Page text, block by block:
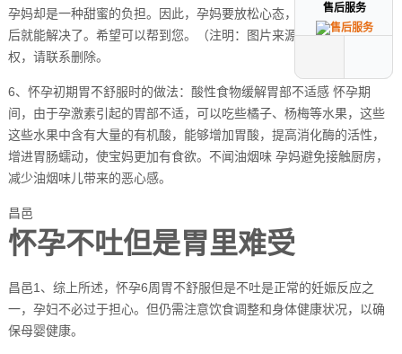
孕妈却是一种甜蜜的负担。因此，孕妈要放松心态，一切等宝宝出生
后就能解决了。希望可以帮到您。（注明：图片来源于网络，如有侵
权，请联系删除。
6、怀孕初期胃不舒服时的做法：酸性食物缓解胃部不适感 怀孕期
间，由于孕激素引起的胃部不适，可以吃些橘子、杨梅等水果，这些
这些水果中含有大量的有机酸，能够增加胃酸，提高消化酶的活性，
增进胃肠蠕动，使宝妈更加有食欲。不闻油烟味 孕妈避免接触厨房，
减少油烟味儿带来的恶心感。
昌邑
怀孕不吐但是胃里难受
昌邑1、综上所述，怀孕6周胃不舒服但是不吐是正常的妊娠反应之
一，孕妇不必过于担心。但仍需注意饮食调整和身体健康状况，以确
保母婴健康。
售后服务
售后服务